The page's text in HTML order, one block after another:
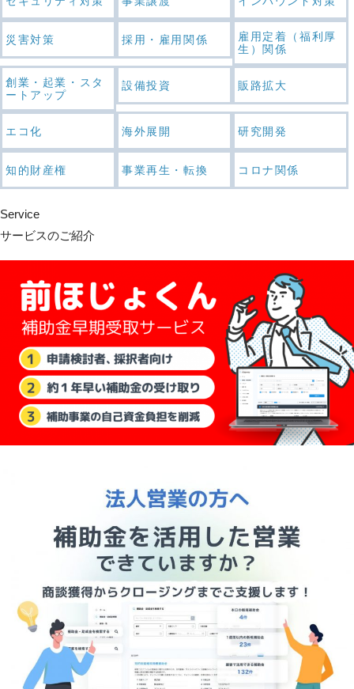
災害対策 採用・雇用関係
雇用定着（福利厚
生）関係
創業・起業・スタ
ートアップ
設備投資 販路拡大
エコ化 海外展開 研究開発
知的財産権 事業再生・転換 コロナ関係
Service
サービスのご紹介